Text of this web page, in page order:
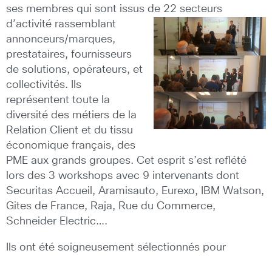
ses membres qui sont issus de 22 secteurs
d’activité rassemblant
annonceurs/marques,
prestataires, fournisseurs
de solutions, opérateurs, et
collectivités. Ils
représentent toute la
diversité des métiers de la
Relation Client et du tissu
économique français, des
PME aux grands groupes. Cet esprit s’est reflété
lors des 3 workshops avec 9 intervenants dont
Securitas Accueil, Aramisauto, Eurexo, IBM Watson,
Gites de France, Raja, Rue du Commerce,
Schneider Electric….
Ils ont été soigneusement sélectionnés pour